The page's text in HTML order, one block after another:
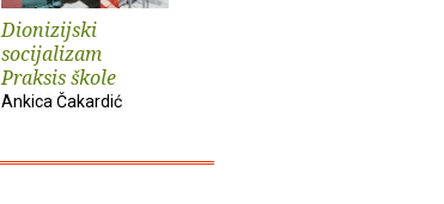
Dionizijski
socijalizam
Praksis škole
Ankica Čakardić